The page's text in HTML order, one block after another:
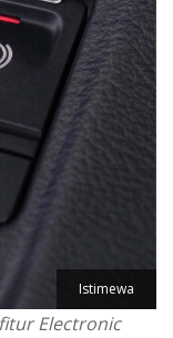
Istimewa
Electronic